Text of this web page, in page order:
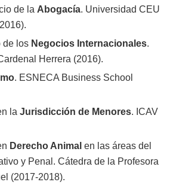
de la Abogacía. Universidad CEU
de los Negocios Internacionales.
Herrera (2016).
. ESNECA Business School
la Jurisdicción de Menores. ICAV
Derecho Animal en las áreas del
y Penal. Cátedra de la Profesora
(2017-2018).